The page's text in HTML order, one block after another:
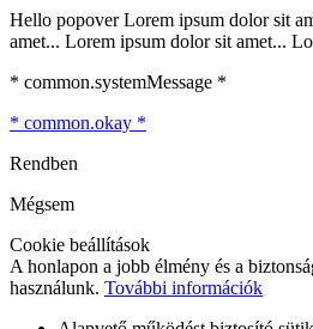
Hello popover Lorem ipsum dolor sit
amet... Lorem ipsum dolor sit amet...
* common.systemMessage *
* common.okay *
Rendben
Mégsem
Cookie beállítások
A honlapon a jobb élmény és a
használunk. További információk